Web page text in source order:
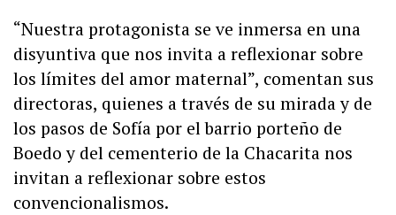
“Nuestra protagonista se ve inmersa en una
disyuntiva que nos invita a reflexionar sobre
los límites del amor maternal”, comentan sus
directoras, quienes a través de su mirada y de
los pasos de Sofía por el barrio porteño de
Boedo y del cementerio de la Chacarita nos
invitan a reflexionar sobre estos
convencionalismos.